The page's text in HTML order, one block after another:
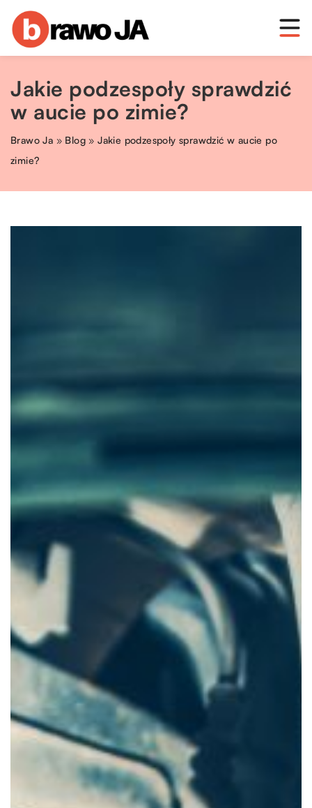
Jakie podzespoły sprawdzić
w aucie po zimie?
Brawo Ja » Blog »Jakie podzespoły sprawdzić w aucie po
zimie?